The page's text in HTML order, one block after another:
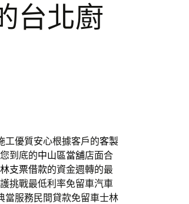
台北廚
工優質安心根據客戶的客製
到底的中山區當舖店面合
支票借款的資金週轉的最
挑戰最低利率免留車汽車
當服務民間貸款免留車士林